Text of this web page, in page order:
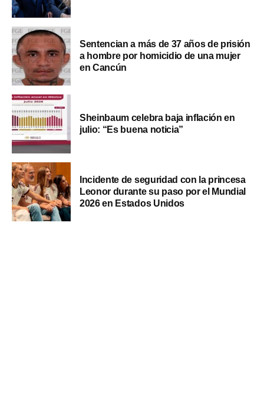
Sentencian a más de 37 años de prisión
a hombre por homicidio de una mujer
en Cancún
Sheinbaum celebra baja inflación en
julio: “Es buena noticia”
Incidente de seguridad con la princesa
Leonor durante su paso por el Mundial
2026 en Estados Unidos